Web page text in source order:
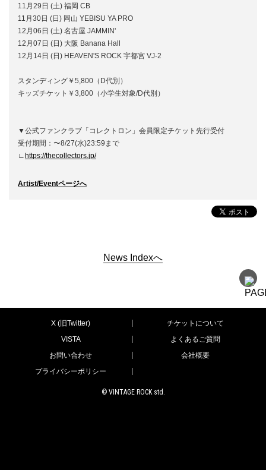
11月29日 (土) 福岡 CB
11月30日 (日) 岡山 YEBISU YA PRO
12月06日 (土) 名古屋 JAMMIN'
12月07日 (日) 大阪 Banana Hall
12月14日 (日) HEAVEN'S ROCK 宇都宮 VJ-2
スタンディング￥5,800（D代別）
キッズチケット￥3,800（小学生対象/D代別）
▼公式ファンクラブ「コレクトロン」会員限定チケット先行受付
受付期間：〜8/27(水)23:59まで
∟ https://thecollectors.jp/
Artist/Eventページへ
News Indexへ
X (旧Twitter)
チケットについて
VISTA
よくあるご質問
お問い合わせ
会社概要
プライバシーポリシー
© VINTAGE ROCK std.